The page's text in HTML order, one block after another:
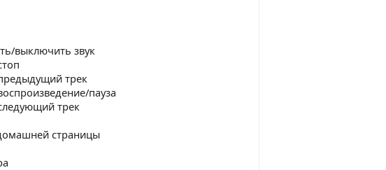
выключить звук
трек
пауза
трек
страницы